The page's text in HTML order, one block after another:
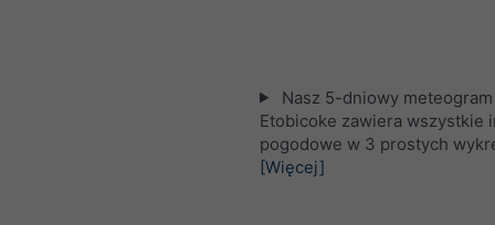
Nasz 5-dniowy
Etobicoke zawiera wszystkie
pogodowe w 3 prostych
[Więcej]